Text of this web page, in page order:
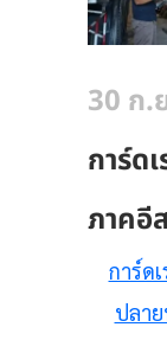
30 ก.
การ์ด
ภาคอี
การ์ด
ปลา